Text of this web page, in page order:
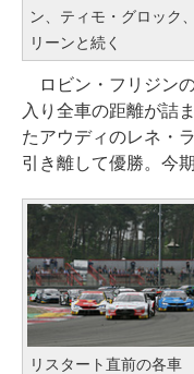
ン、ティモ・グロック
リーンと続く
ロビン・フリジン
入り全車の距離が詰
たアウディのレネ・
引き離して優勝。今
リスタート直前の各車